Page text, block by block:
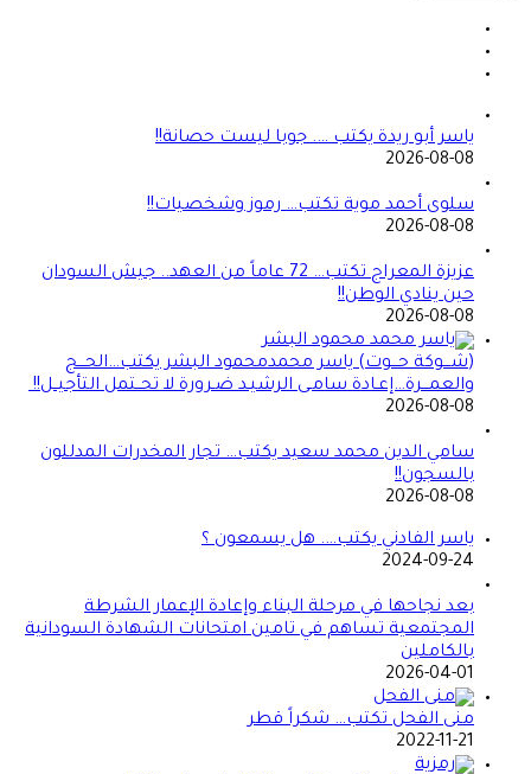
ياسر أبو ريدة يكتب …. جوبا ليست حصانة!!
2026-08-08
سلوى أحمد موية تكتب… رموز وشخصيات!!
2026-08-08
عزيزة المعراج تكتب… 72 عاماً من العهد.. جيش السودان
حين ينادي الوطن!!
2026-08-08
(شـــوكة حـــوت) ياسر محمدمحمود البشر يكتب…الحـــج
والعمـــرة…إعـادة سامـى الرشيـد ضـرورة لا تحــتمل التأجيــل!!
2026-08-08
سامي الدين محمد سعيد يكتب… تجار المخدرات المدللون
بالسجون!!
2026-08-08
ياسر الفادني يكتب…. هل يسمعون ؟
2024-09-24
بعد نجاحها في مرحلة البناء وإعادة الإعمار الشرطة
المجتمعية تساهم في تامين امتحانات الشهادة السودانية
بالكاملين
2026-04-01
منى الفحل تكتب… شكراً قطر
2022-11-21